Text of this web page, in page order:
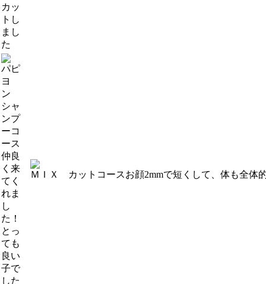
カッ
トし
まし
た
パピ
ヨ
ン
シャ
ンプ
ーコ
ース
仲良
く来
てく
れま
し
た！
とっ
ても
良い
子で
した
ＭＩＸ カットコースお顔2mmで短くして、体も全体